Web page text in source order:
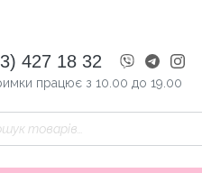
427 18 32
працює з 10.00 до 19.00